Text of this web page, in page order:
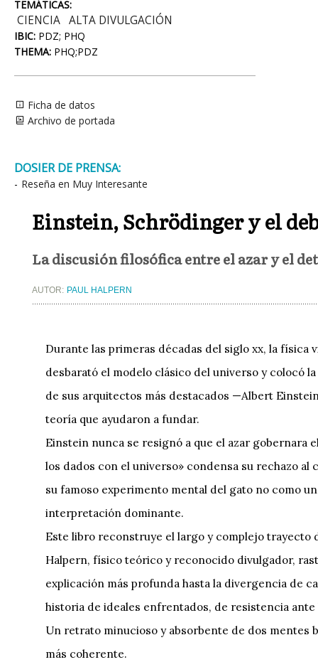
TEMÁTICAS:
CIENCIA ALTA DIVULGACIÓN
IBIC: PDZ; PHQ
THEMA: PHQ;PDZ
Ficha de datos
Archivo de portada
DOSIER DE PRENSA:
- Reseña en Muy Interesante
Einstein, Schrödinger y el
La discusión filosófica entre el azar y el
AUTOR: PAUL HALPERN
Durante las primeras décadas del siglo xx, la
desbarató el modelo clásico del universo y colocó
de sus arquitectos más destacados —Albert
teoría que ayudaron a fundar.
Einstein nunca se resignó a que el azar gobernara
los dados con el universo» condensa su rechazo
su famoso experimento mental del gato no como
interpretación dominante.
Este libro reconstruye el largo y complejo
Halpern, físico teórico y reconocido divulgador,
explicación más profunda hasta la divergencia de
historia de ideales enfrentados, de resistencia
Un retrato minucioso y absorbente de dos mentes
más coherente.